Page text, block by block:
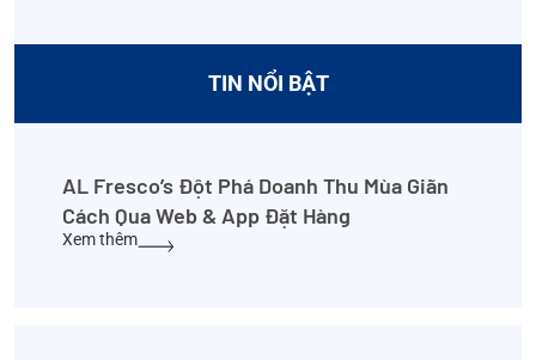
TIN NỔI BẬT
AL Fresco’s Đột Phá Doanh Thu Mùa Giãn
Cách Qua Web & App Đặt Hàng
Xem thêm